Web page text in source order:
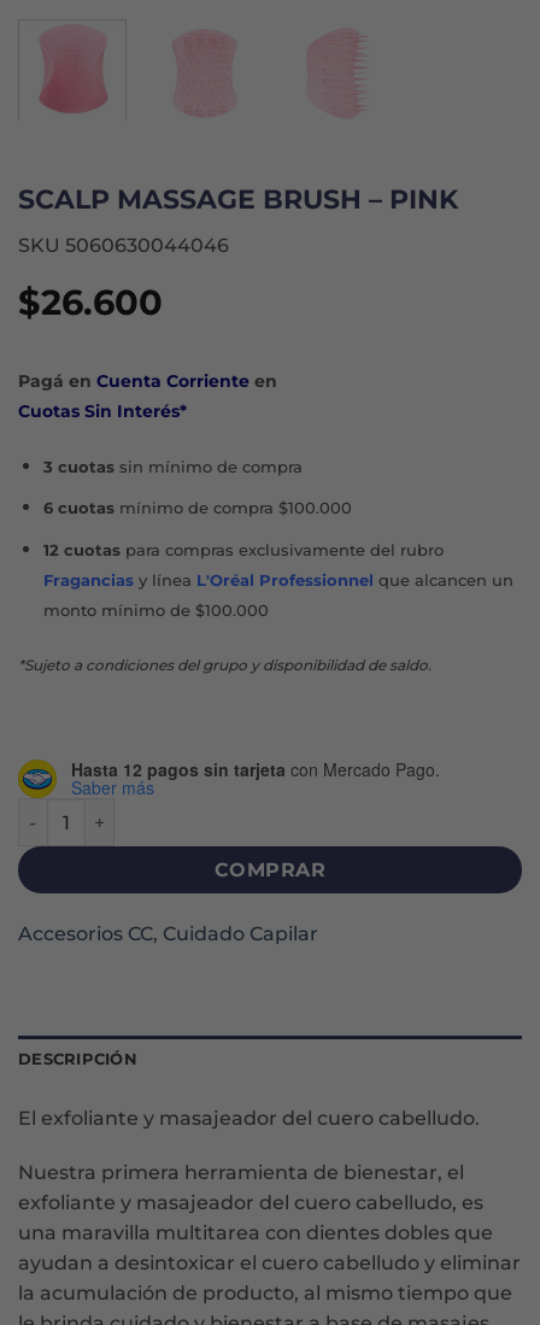
SCALP MASSAGE BRUSH – PINK
SKU 5060630044046
$26.600
Pagá en Cuenta Corriente en
Cuotas Sin Interés*
3 cuotassin mínimo de compra
6 cuotasmínimo de compra $100.000
12 cuotaspara compras exclusivamente del rubro
Fraganciasy línea L'Oréal Professionnel que alcancen un
monto mínimo de $100.000
*Sujeto a condiciones del grupo y disponibilidad de saldo.
Hasta 12 pagos sin tarjeta con Mercado Pago.
Saber más
COMPRAR
Accesorios CC, Cuidado Capilar
DESCRIPCIÓN
El exfoliante y masajeador del cuero cabelludo.
Nuestra primera herramienta de bienestar, el
exfoliante y masajeador del cuero cabelludo, es
una maravilla multitarea con dientes dobles que
ayudan a desintoxicar el cuero cabelludo y eliminar
la acumulación de producto, al mismo tiempo que